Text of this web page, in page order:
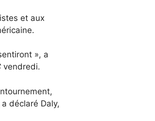
et aux
», a
vendredi.
déclaré Daly,